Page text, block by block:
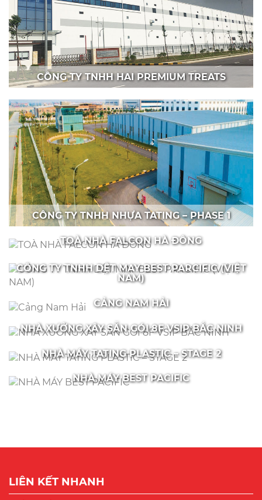
CÔNG TY TNHH HAI PREMIUM TREATS
CÔNG TY TNHH NHỰA TATING – PHASE 1
TOÀ NHÀ FALCON HÀ ĐÔNG
CÔNG TY TNHH DỆT MAY BEST PARCIFIC (VIỆT
NAM)
CẢNG NAM HẢI
NHÀ XƯỞNG XÂY SẴN GÓI 8F VSIP BẮC NINH
NHÀ MÁY TATING PLASTIC – STAGE 2
NHÀ MÁY BEST PACIFIC
LIÊN KẾT NHANH